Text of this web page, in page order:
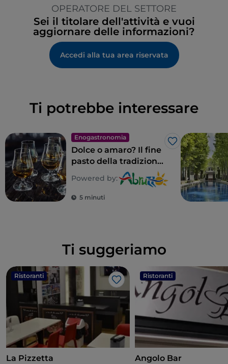
OPERATORE DEL SETTORE
Sei il titolare dell'attività e vuoi
aggiornare delle informazioni?
Accedi alla tua area riservata
Ti potrebbe interessare
Enogastronomia
Like
Dolce o amaro? Il fine
pasto della tradizione
Powered by:
5 minuti
Ti suggeriamo
Ristoranti
Like
La Pizzetta
Ristoranti
Angolo Bar